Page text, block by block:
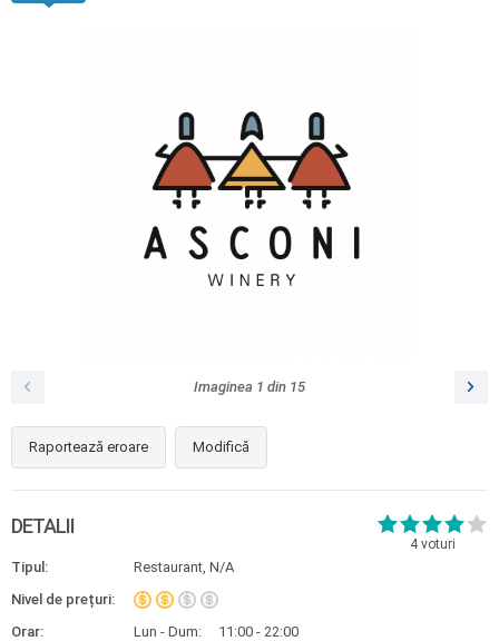
Imaginea 1 din 15
Raportează eroare Modifică
4voturi
DETALII
Tipul:
Restaurant, N/A
Nivel de prețuri:
Orar:
Lun - Dum: 11:00 - 22:00